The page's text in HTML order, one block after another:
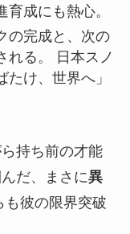
成にも熱心。
の完成と、次の
れる。 日本スノ
け、世界へ」
持ち前の才能
だ、まさに異
も彼の限界突破